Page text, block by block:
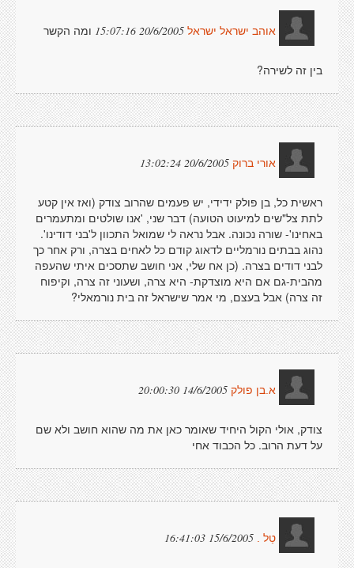
אוהב ישראל ישראל 20/6/2005 15:07:16 ומה הקשר
בין זה לשירה?
אורי ברוק 20/6/2005 13:02:24
ראשית כל, בן פולק ידידי, יש פעמים שהרוב צודק (ואז אין קטע
לתת צל"שים למיעוט הטועה) דבר שני, 'אנו שולטים ומתעמרים
באחינו'- שורה נכונה. אבל נראה לי שמואל התכוון ל'בני דודינו'.
נהוג בבתים נורמליים לדאוג קודם כל לאחים בצרה, ורק אחר כך
לבני דודים בצרה. (כן אח שלי, אני חושב שתסכים איתי שהעפה
מהבית-גם אם היא מוצדקת- היא צרה, ושעוני זה צרה, וקיפוח
זה צרה) אבל בעצם, מי אמר שישראל זה בית נורמאלי?
א.בן פולק 14/6/2005 20:00:30
צודק, אולי הקול היחיד שאומר כאן את מה שהוא חושב ולא שם
על דעת הרוב. כל הכבוד אחי
טַל . 15/6/2005 16:41:03